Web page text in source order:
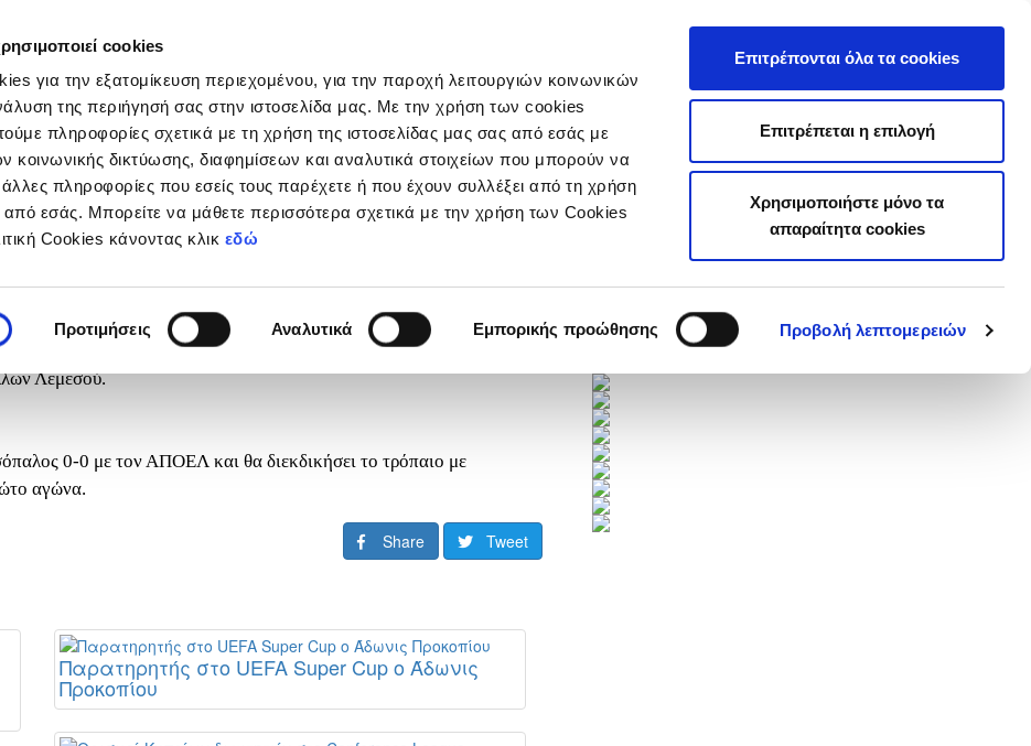
cookies
για την εξατομίκευση περιεχομένου, για την παροχή λειτουργιών κοινωνικών
της περιήγησή σας στην ιστοσελίδα μας. Με την χρήση των cookies
πληροφορίες σχετικά με τη χρήση της ιστοσελίδας μας σας από εσάς με
κοινωνικής δικτύωσης, διαφημίσεων και αναλυτικά στοιχείων που μπορούν να
πληροφορίες που εσείς τους παρέχετε ή που έχουν συλλέξει από τη χρήση
εσάς. Μπορείτε να μάθετε περισσότερα σχετικά με την χρήση των Cookies
Cookies κάνοντας κλικ εδώ
Προτιμήσεις Αναλυτικά Εμπορικής προώθησης Προβολή λεπτομερειών
Επιτρέπονται όλα τα cookies
Επιτρέπεται η επιλογή
Χρησιμοποιήστε μόνο τα
απαραίτητα cookies
Διοργανώσεις
ο Απόλλων, παίζει με την
29 Απριλίου 2026
Λεμεσού.
0-0 με τον ΑΠΟΕΛ και θα διεκδικήσει το τρόπαιο με
αγώνα.
Share Tweet
Παρατηρητής στο UEFA Super Cup ο Άδωνις
Προκοπίου
Επόμενοι Αγώνες
Χορηγοί